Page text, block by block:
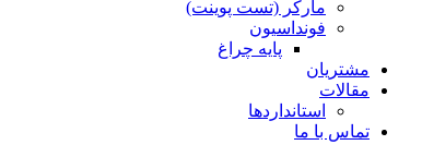
مارکر (تست پوینت)
فونداسیون
پایه چراغ
مشتریان
مقالات
استانداردها
تماس با ما